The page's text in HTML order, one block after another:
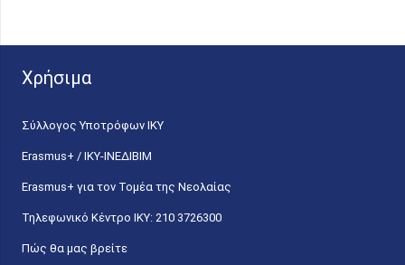
Χρήσιμα
Σύλλογος Υποτρόφων ΙΚΥ
Erasmus+ / ΙΚΥ-ΙΝΕΔΙΒΙΜ
Erasmus+ για τον Τομέα της Νεολαίας
Τηλεφωνικό Κέντρο IKY: 210 3726300
Πώς θα μας βρείτε